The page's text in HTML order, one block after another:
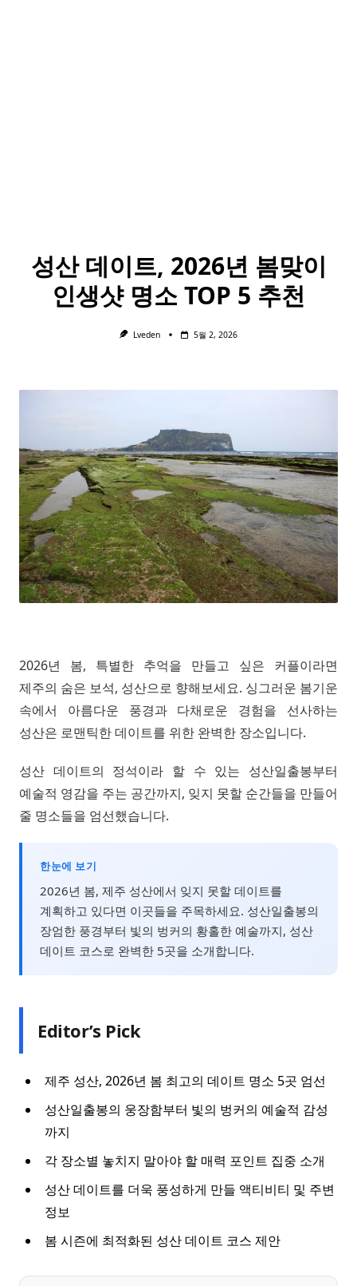
성산 데이트, 2026년 봄맞이
인생샷 명소 TOP 5 추천
Lveden 5월 2, 2026
2026년 봄, 특별한 추억을 만들고 싶은 커플이라면
제주의 숨은 보석, 성산으로 향해보세요. 싱그러운 봄기운
속에서 아름다운 풍경과 다채로운 경험을 선사하는
성산은 로맨틱한 데이트를 위한 완벽한 장소입니다.
성산 데이트의 정석이라 할 수 있는 성산일출봉부터
예술적 영감을 주는 공간까지, 잊지 못할 순간들을 만들어
줄 명소들을 엄선했습니다.
한눈에 보기
2026년 봄, 제주 성산에서 잊지 못할 데이트를
계획하고 있다면 이곳들을 주목하세요. 성산일출봉의
장엄한 풍경부터 빛의 벙커의 황홀한 예술까지, 성산
데이트 코스로 완벽한 5곳을 소개합니다.
Editor’s Pick
제주 성산, 2026년 봄 최고의 데이트 명소 5곳 엄선
성산일출봉의 웅장함부터 빛의 벙커의 예술적 감성
까지
각 장소별 놓치지 말아야 할 매력 포인트 집중 소개
성산 데이트를 더욱 풍성하게 만들 액티비티 및 주변
정보
봄 시즌에 최적화된 성산 데이트 코스 제안